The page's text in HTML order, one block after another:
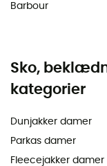
Barbour
Sko,
kategorier
Dunjakker damer
Parkas damer
Fleecejakker damer